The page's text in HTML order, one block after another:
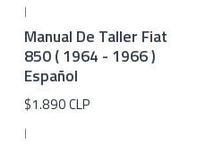
|
Manual De Taller Fiat
850 ( 1964 - 1966 )
Español
$1.890 CLP
|